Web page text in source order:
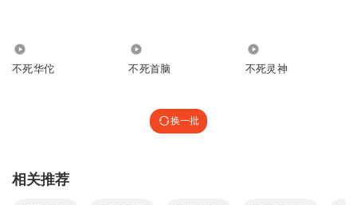
不死华佗 不死首脑 不死灵神
换一批
相关推荐